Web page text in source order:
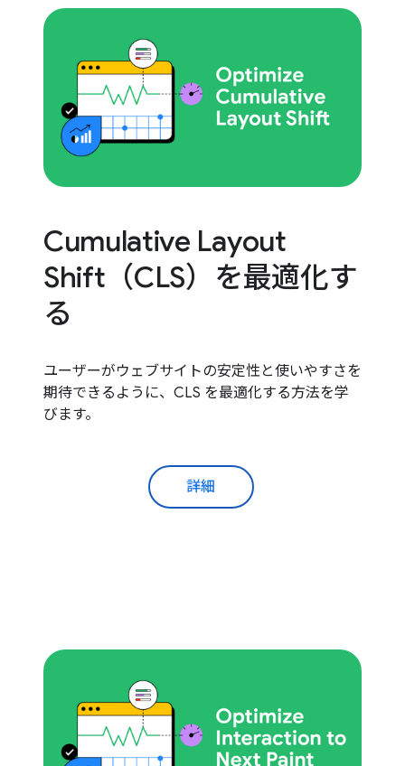
Cumulative Layout
Shift（CLS）を最適化す
る
ユーザーがウェブサイトの安定性と使いやすさを
期待できるように、CLS を最適化する方法を学
びます。
詳細